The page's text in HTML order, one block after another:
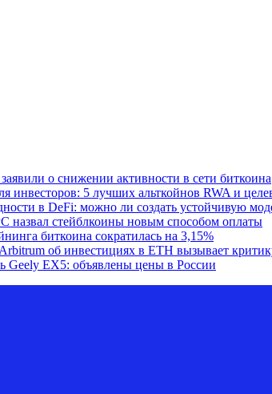
о снижении активности в сети биткоина
инвесторов: 5 лучших альткойнов RWA и
в DeFi: можно ли создать устойчивую
назвал стейблкоины новым способом оплаты
биткоина сократилась на 3,15%
об инвестициях в ETH вызывает
Geely EX5: объявлены цены в России